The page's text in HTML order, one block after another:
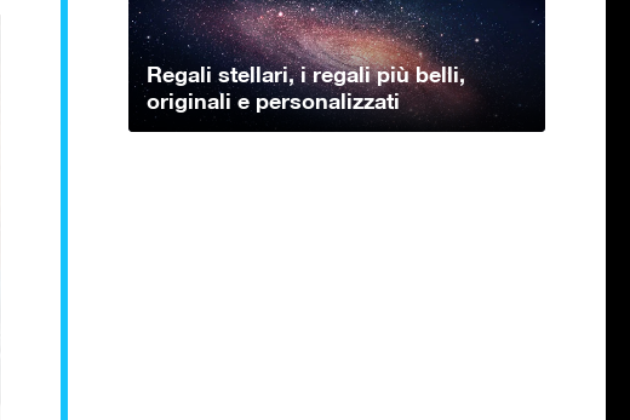
Regali stellari, i regali più belli,
originali e personalizzati